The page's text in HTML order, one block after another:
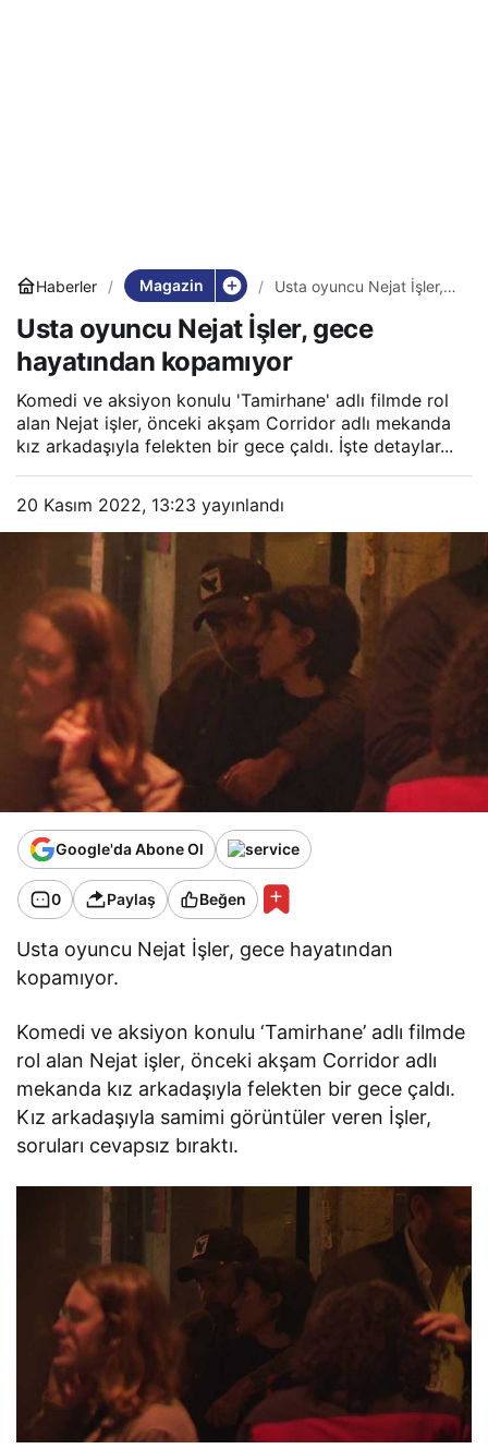
Haberler Magazin
Usta oyuncu Nejat İşler,
kopamıyor
Usta oyuncu Nejat İşler, gece
hayatından kopamıyor
Komedi ve aksiyon konulu 'Tamirhane' adlı filmde rol
alan Nejat işler, önceki akşam Corridor adlı mekanda
kız arkadaşıyla felekten bir gece çaldı. İşte detaylar...
20 Kasım 2022, 13:23 yayınlandı
Google'da Abone Ol
0 Paylaş Beğen
Usta oyuncu Nejat İşler, gece hayatından
kopamıyor.
Komedi ve aksiyon konulu ‘Tamirhane’ adlı filmde
rol alan Nejat işler, önceki akşam Corridor adlı
mekanda kız arkadaşıyla felekten bir gece çaldı.
Kız arkadaşıyla samimi görüntüler veren İşler,
soruları cevapsız bıraktı.